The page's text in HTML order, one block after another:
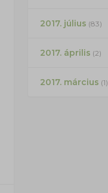
2017. július (83)
2017. április (2)
2017. március (1)